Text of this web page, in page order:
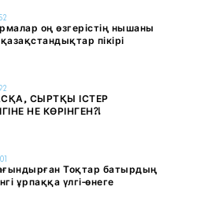
оң өзгерістің нышаны
пікірі
СЫРТҚЫ ІСТЕР
НЕ КӨРІНГЕН?!
Тоқтар батырдың
ұрпаққа үлгі-өнеге